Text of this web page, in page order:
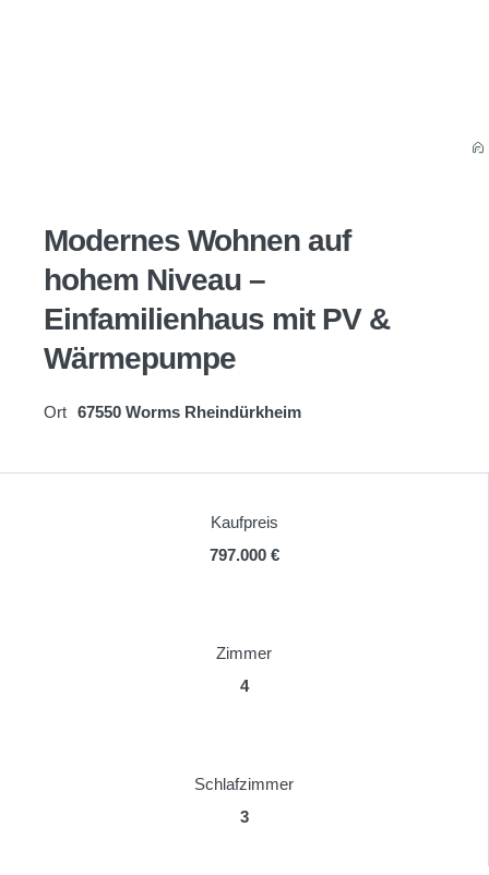
Modernes Wohnen auf
hohem Niveau –
Einfamilienhaus mit PV &
Wärmepumpe
Ort 67550 Worms Rheindürkheim
Kaufpreis
797.000 €
Zimmer
4
Schlafzimmer
3